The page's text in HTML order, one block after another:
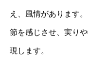
え、風情があります
節を感じさせ、実り
現します。